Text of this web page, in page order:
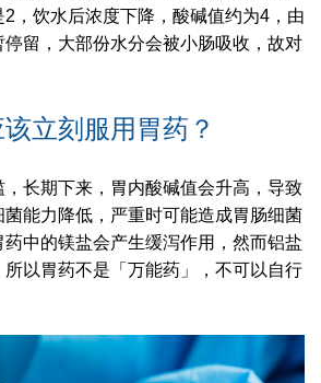
2，饮水后浓度下降，酸碱值约为4，由
留，大部份水分会被小肠吸收，故对
立刻服用胃药？
长期下来，胃内酸碱值会升高，导致
菌能力降低，严重时可能造成胃肠细菌
中的镁盐会产生缓泻作用，然而铝盐
以胃药不是「万能药」，不可以自行